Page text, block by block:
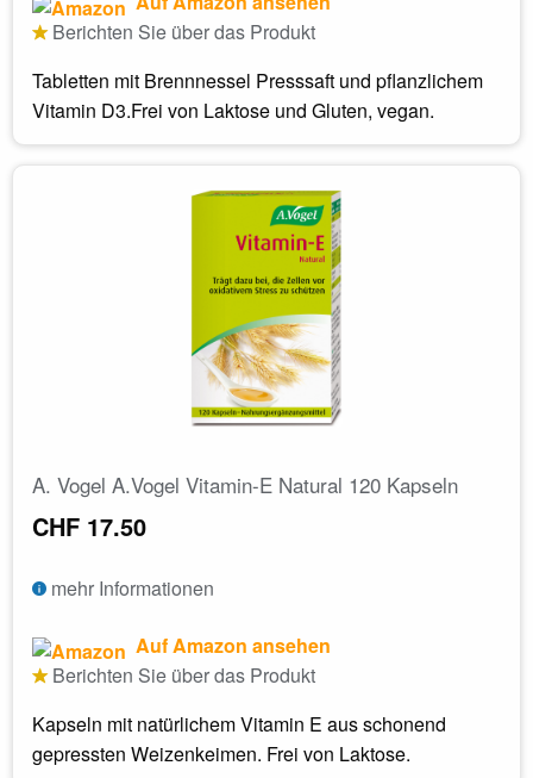
Berichten Sie über das Produkt
Tabletten mit Brennnessel Presssaft und pflanzlichem
Vitamin D3.Frei von Laktose und Gluten, vegan.
A. Vogel A.Vogel Vitamin-E Natural 120 Kapseln
CHF 17.50
mehr Informationen
Auf Amazon ansehen
Berichten Sie über das Produkt
Kapseln mit natürlichem Vitamin E aus schonend
gepressten Weizenkeimen. Frei von Laktose.